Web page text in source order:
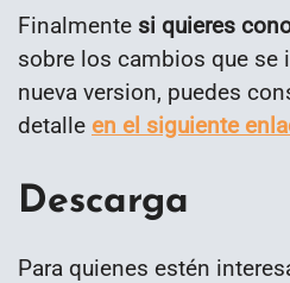
Finalmente si quieres
sobre los cambios que se
nueva version, puedes
detalle en el siguiente
Descarga
Para quienes estén